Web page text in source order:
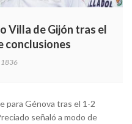
Villa de Gijón tras el
conclusiones
1836
para Génova tras el 1-2
señaló a modo de